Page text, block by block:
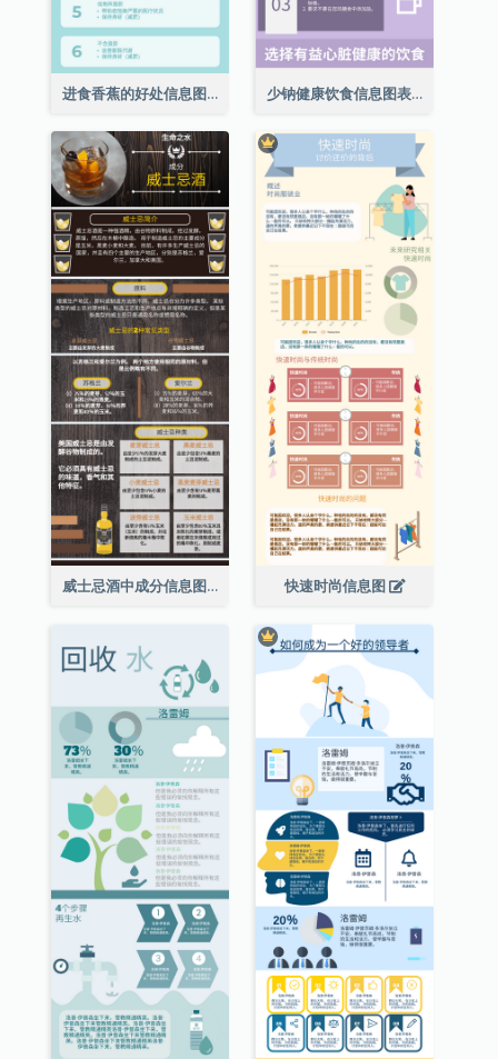
进食香蕉的好处信息图表 少钠健康饮食信息图表
威士忌酒中成分信息图表 快速时尚信息图